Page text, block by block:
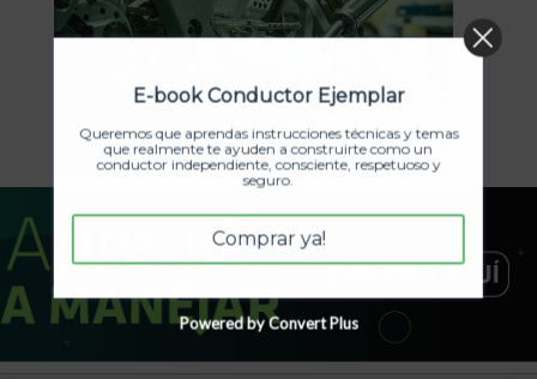
E-book Conductor Ejemplar
Queremos que aprendas instrucciones técnicas y temas
que realmente te ayuden a construirte como un
conductor independiente, consciente, respetuoso y
seguro.
Comprar ya!
Powered by Convert Plus